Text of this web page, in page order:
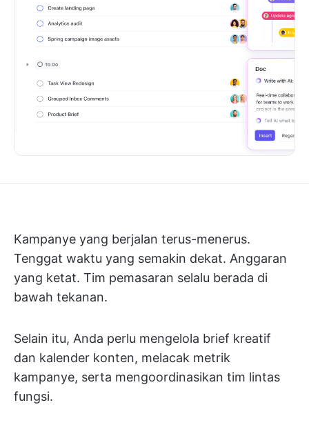
Kampanye yang berjalan terus-menerus.
Tenggat waktu yang semakin dekat. Anggaran
yang ketat. Tim pemasaran selalu berada di
bawah tekanan.
Selain itu, Anda perlu mengelola brief kreatif
dan kalender konten, melacak metrik
kampanye, serta mengoordinasikan tim lintas
fungsi.